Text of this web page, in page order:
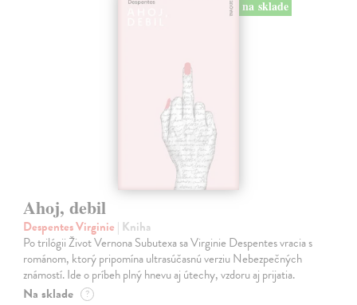
na sklade
Ahoj, debil
Despentes Virginie | Kniha
Po trilógii Život Vernona Subutexa sa Virginie Despentes vracia s
románom, ktorý pripomína ultrasúčasnú verziu Nebezpečných
známostí. Ide o príbeh plný hnevu aj útechy, vzdoru aj prijatia.
Na sklade ?